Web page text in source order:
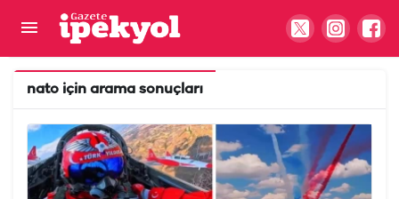
nato için arama sonuçları